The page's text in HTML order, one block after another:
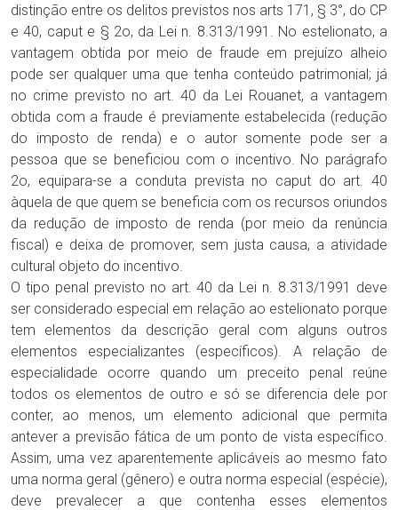
distinção entre os delitos previstos nos arts 171, § 3°, do CP
e 40, caput e § 2o, da Lei n. 8.313/1991. No estelionato, a
vantagem obtida por meio de fraude em prejuízo alheio
pode ser qualquer uma que tenha conteúdo patrimonial; já
no crime previsto no art. 40 da Lei Rouanet, a vantagem
obtida com a fraude é previamente estabelecida (redução
do imposto de renda) e o autor somente pode ser a
pessoa que se beneficiou com o incentivo. No parágrafo
2o, equipara-se a conduta prevista no caput do art. 40
àquela de que quem se beneficia com os recursos oriundos
da redução de imposto de renda (por meio da renúncia
fiscal) e deixa de promover, sem justa causa, a atividade
cultural objeto do incentivo.
O tipo penal previsto no art. 40 da Lei n. 8.313/1991 deve
ser considerado especial em relação ao estelionato porque
tem elementos da descrição geral com alguns outros
elementos especializantes (específicos). A relação de
especialidade ocorre quando um preceito penal reúne
todos os elementos de outro e só se diferencia dele por
conter, ao menos, um elemento adicional que permita
antever a previsão fática de um ponto de vista específico.
Assim, uma vez aparentemente aplicáveis ao mesmo fato
uma norma geral (gênero) e outra norma especial (espécie),
deve prevalecer a que contenha esses elementos